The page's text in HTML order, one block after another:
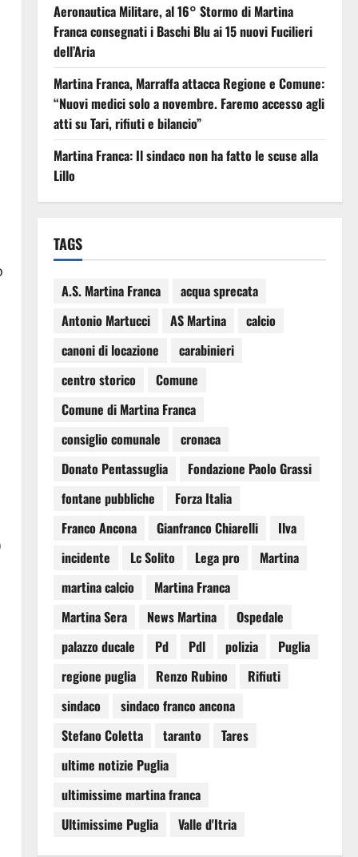
Aeronautica Militare, al 16° Stormo di Martina
Franca consegnati i Baschi Blu ai 15 nuovi Fucilieri
dell’Aria
Martina Franca, Marraffa attacca Regione e Comune:
“Nuovi medici solo a novembre. Faremo accesso agli
atti su Tari, rifiuti e bilancio”
Martina Franca: Il sindaco non ha fatto le scuse alla
Lillo
TAGS
A.S. Martina Franca
acqua sprecata
Antonio Martucci
AS Martina
calcio
canoni di locazione
carabinieri
centro storico
Comune
Comune di Martina Franca
consiglio comunale
cronaca
Donato Pentassuglia
Fondazione Paolo Grassi
fontane pubbliche
Forza Italia
Franco Ancona
Gianfranco Chiarelli
Ilva
incidente
Lc Solito Lega pro
Martina
martina calcio
Martina Franca
Martina Sera
News Martina
Ospedale
palazzo ducale
Pd Pdl polizia
Puglia
regione puglia
Renzo Rubino
Rifiuti
sindaco
sindaco franco ancona
Stefano Coletta
taranto
Tares
ultime notizie Puglia
ultimissime martina franca
Ultimissime Puglia
Valle d'Itria